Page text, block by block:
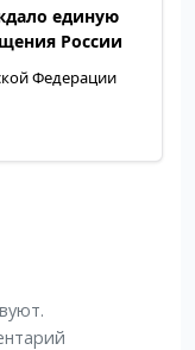
единую
России
Федерации